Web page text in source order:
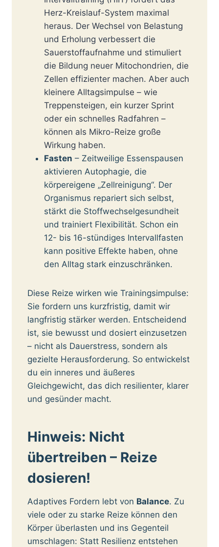
Herz-Kreislauf-System maximal
heraus. Der Wechsel von Belastung
und Erholung verbessert die
Sauerstoffaufnahme und stimuliert
die Bildung neuer Mitochondrien, die
Zellen effizienter machen. Aber auch
kleinere Alltagsimpulse – wie
Treppensteigen, ein kurzer Sprint
oder ein schnelles Radfahren –
können als Mikro-Reize große
Wirkung haben.
Fasten – Zeitweilige Essenspausen
aktivieren Autophagie, die
körpereigene „Zellreinigung“. Der
Organismus repariert sich selbst,
stärkt die Stoffwechselgesundheit
und trainiert Flexibilität. Schon ein
12- bis 16-stündiges Intervallfasten
kann positive Effekte haben, ohne
den Alltag stark einzuschränken.
Diese Reize wirken wie Trainingsimpulse:
Sie fordern uns kurzfristig, damit wir
langfristig stärker werden. Entscheidend
ist, sie bewusst und dosiert einzusetzen
– nicht als Dauerstress, sondern als
gezielte Herausforderung. So entwickelst
du ein inneres und äußeres
Gleichgewicht, das dich resilienter, klarer
und gesünder macht.
Hinweis: Nicht
übertreiben – Reize
dosieren!
Adaptives Fordern lebt von Balance. Zu
viele oder zu starke Reize können den
Körper überlasten und ins Gegenteil
umschlagen: Statt Resilienz entstehen